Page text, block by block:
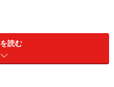
をしながら看病三昧の日々
婚しようと思ったこともあ
読む